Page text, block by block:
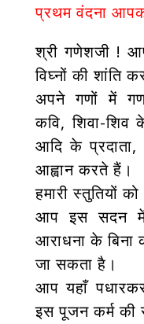
प्रथम वंदना
श्री गणेशजी !
विघ्नों की शांति
अपने गणों में
कवि, शिवा-
आदि के
आह्वान करते हैं।
हमारी स्तुतियों
आप इस सदन में
आराधना के बिना
जा सकता है।
आप यहाँ
इस पूजन कर्म की